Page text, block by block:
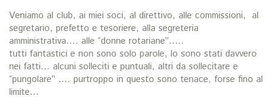
Veniamo al club, ai miei soci, al direttivo, alle commissioni, al
segretario, prefetto e tesoriere, alla segreteria
amministrativa…. alle “donne rotariane”…..
tutti fantastici e non sono solo parole, lo sono stati davvero
nei fatti… alcuni solleciti e puntuali, altri da sollecitare e
“pungolare” …. purtroppo in questo sono tenace, forse fino al
limite…